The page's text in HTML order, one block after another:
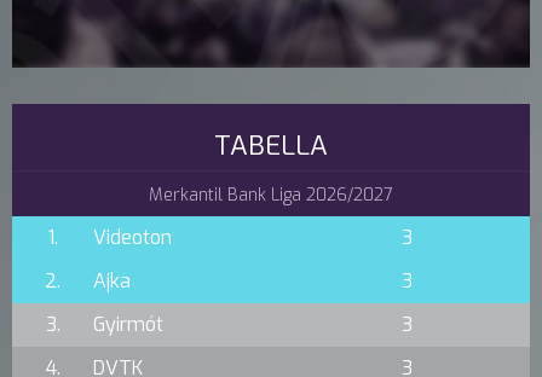
TABELLA
Merkantil Bank Liga 2026/2027
1. Videoton
3
2.
Ajka
3
3.
Gyirmót
3
4.
DVTK
3